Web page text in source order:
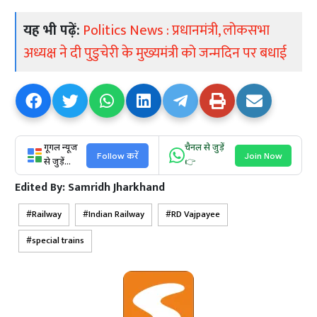
यह भी पढ़ें: Politics News : प्रधानमंत्री, लोकसभा
अध्यक्ष ने दी पुडुचेरी के मुख्यमंत्री को जन्मदिन पर बधाई
गूगल न्यूज
से जुड़ें...
Follow करें
चैनल से जुड़ें
👉
Join Now
Edited By:Samridh Jharkhand
Railway Indian Railway
RD Vajpayee
special trains